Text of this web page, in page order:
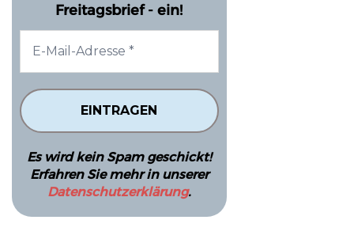
Freitagsbrief - ein!
Es wird kein Spam geschickt!
Erfahren Sie mehr in unserer
Datenschutzerklärung.